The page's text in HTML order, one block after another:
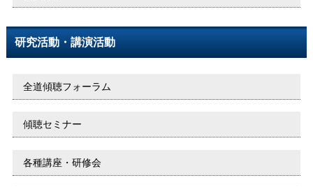
研究活動・講演活動
全道傾聴フォーラム
傾聴セミナー
各種講座・研修会